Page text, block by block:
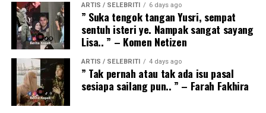
ARTIS / SELEBRITI 6 days ago
” Suka tengok tangan Yusri, sempat
sentuh isteri ye. Nampak sangat sayang
Lisa.. ” – Komen Netizen
ARTIS / SELEBRITI 4 days ago
” Tak pernah atau tak ada isu pasal
sesiapa sailang pun.. ” – Farah Fakhira